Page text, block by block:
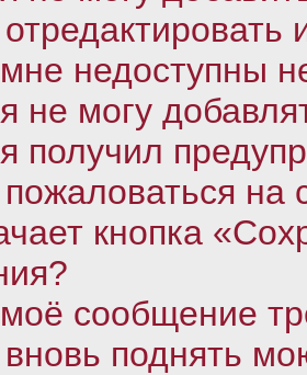
недоступны
не могу
получил
кнопка
сообщение
поднять